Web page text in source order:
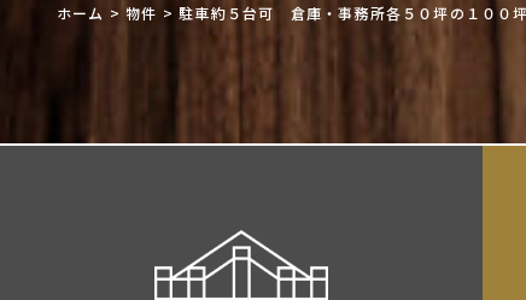
ホーム >物件 > 駐車約５台可 倉庫・事務所各５０坪の１０